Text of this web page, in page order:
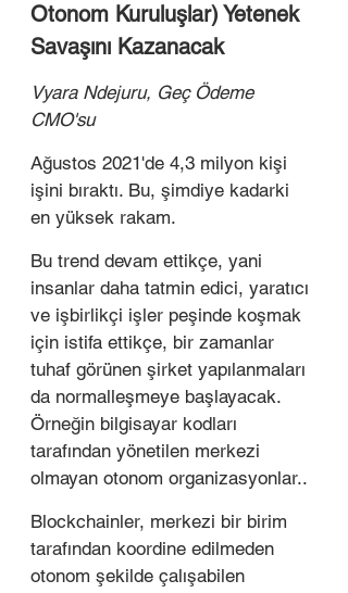
Otonom Kuruluşlar) Yetenek
Savaşını Kazanacak
Vyara Ndejuru, Geç Ödeme
CMO'su
Ağustos 2021'de 4,3 milyon kişi
işini bıraktı. Bu, şimdiye kadarki
en yüksek rakam.
Bu trend devam ettikçe, yani
insanlar daha tatmin edici, yaratıcı
ve işbirlikçi işler peşinde koşmak
için istifa ettikçe, bir zamanlar
tuhaf görünen şirket yapılanmaları
da normalleşmeye başlayacak.
Örneğin bilgisayar kodları
tarafından yönetilen merkezi
olmayan otonom organizasyonlar..
Blockchainler, merkezi bir birim
tarafından koordine edilmeden
otonom şekilde çalışabilen